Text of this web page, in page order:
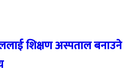
शिक्षण अस्पताल बनाउने